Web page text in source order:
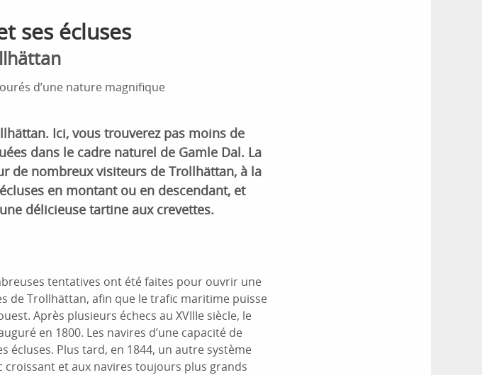
ses écluses
d’une nature magnifique
Ici, vous trouverez pas moins de
dans le cadre naturel de Gamle Dal. La
de nombreux visiteurs de Trollhättan, à la
en montant ou en descendant, et
délicieuse tartine aux crevettes.
tentatives ont été faites pour ouvrir une
de Trollhättan, afin que le trafic maritime puisse
Après plusieurs échecs au XVIIIe siècle, le
en 1800. Les navires d’une capacité de
écluses. Plus tard, en 1844, un autre système
et aux navires toujours plus grands